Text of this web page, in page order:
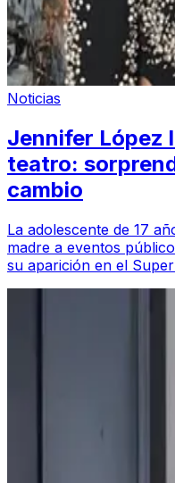
Noticias
Jennifer López
teatro:
cambio
La adolescente de 17
madre a eventos
su aparición en el